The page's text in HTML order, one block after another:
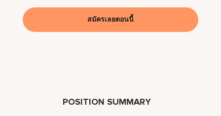
POSITION SUMMARY
สมัครเลยตอนนี้